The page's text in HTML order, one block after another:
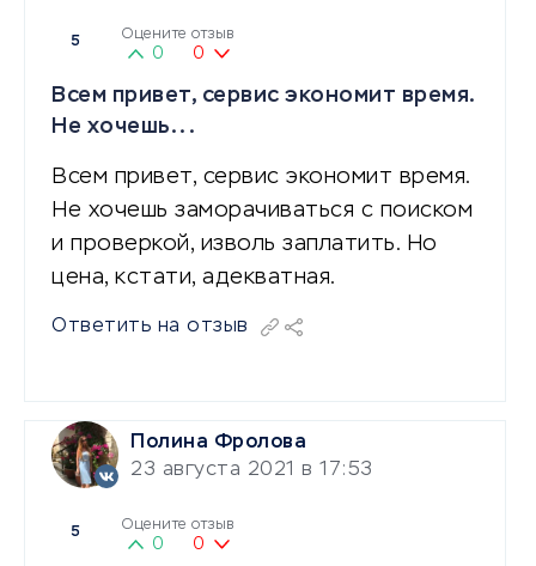
5 Оцените отзыв
0 0
Всем привет, сервис экономит время.
Не хочешь...
Всем привет, сервис экономит время.
Не хочешь заморачиваться с поиском
и проверкой, изволь заплатить. Но
цена, кстати, адекватная.
Ответить на отзыв
Полина Фролова
23 августа 2021 в 17:53
5 Оцените отзыв
0 0